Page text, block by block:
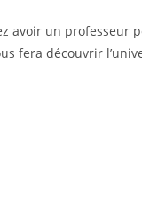
avoir un professeur
fera découvrir